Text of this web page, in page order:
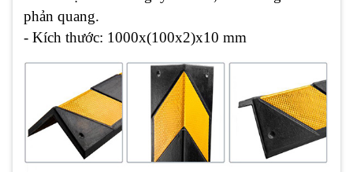
phản quang.
- Kích thước: 1000x(100x2)x10 mm